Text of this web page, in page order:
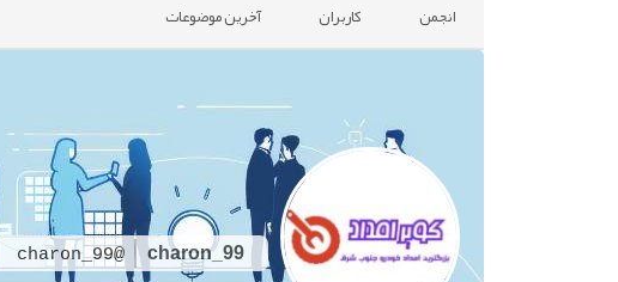
انجمن کاربران آخرین موضوعات
charon_99
@charon_99